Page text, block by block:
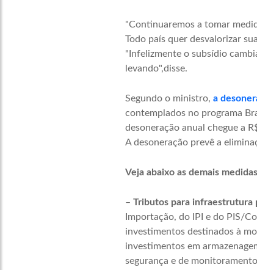
"Continuaremos a tomar
Todo país quer desvalorizar
"Infelizmente o subsídio
levando",disse.
Segundo o ministro, a
contemplados no programa
desoneração anual chegue a
A desoneração prevê a
Veja abaixo as demais
– Tributos para infraestrutura
Importação, do IPI e do PIS/
investimentos destinados à
investimentos em
segurança e de